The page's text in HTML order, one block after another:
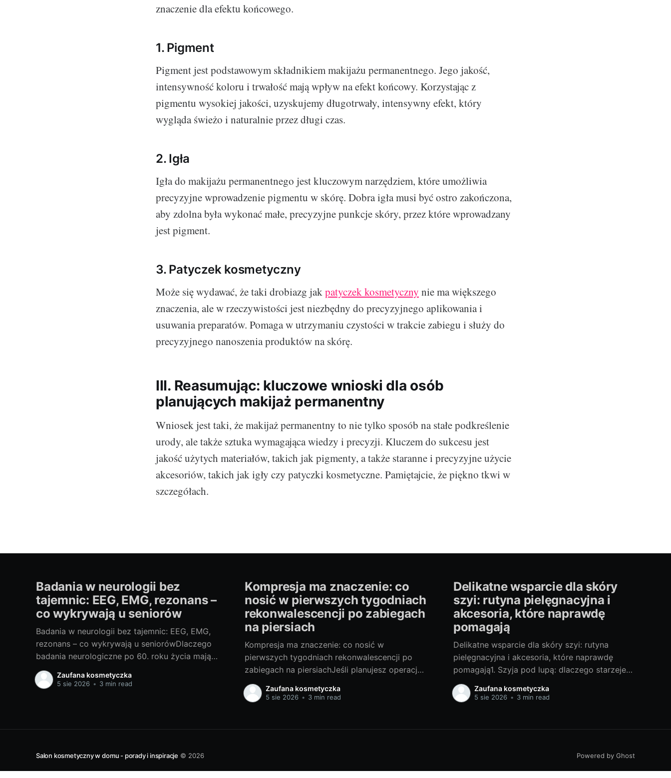
znaczenie dla efektu końcowego.
1. Pigment
Pigment jest podstawowym składnikiem makijażu permanentnego. Jego jakość,
intensywność koloru i trwałość mają wpływ na efekt końcowy. Korzystając z
pigmentu wysokiej jakości, uzyskujemy długotrwały, intensywny efekt, który
wygląda świeżo i naturalnie przez długi czas.
2. Igła
Igła do makijażu permanentnego jest kluczowym narzędziem, które umożliwia
precyzyjne wprowadzenie pigmentu w skórę. Dobra igła musi być ostro zakończona,
aby zdolna była wykonać małe, precyzyjne punkcje skóry, przez które wprowadzany
jest pigment.
3. Patyczek kosmetyczny
Może się wydawać, że taki drobiazg jakpatyczek kosmetyczny nie ma większego
znaczenia, ale w rzeczywistości jest niezbędny do precyzyjnego aplikowania i
usuwania preparatów. Pomaga w utrzymaniu czystości w trakcie zabiegu i służy do
precyzyjnego nanoszenia produktów na skórę.
III. Reasumując: kluczowe wnioski dla osób
planujących makijaż permanentny
Wniosek jest taki, że makijaż permanentny to nie tylko sposób na stałe podkreślenie
urody, ale także sztuka wymagająca wiedzy i precyzji. Kluczem do sukcesu jest
jakość użytych materiałów, takich jak pigmenty, a także staranne i precyzyjne użycie
akcesoriów, takich jak igły czy patyczki kosmetyczne. Pamiętajcie, że piękno tkwi w
szczegółach.
Badania w neurologii bez
tajemnic: EEG, EMG, rezonans –
co wykrywają u seniorów
Badania w neurologii bez tajemnic: EEG, EMG,
rezonans – co wykrywają u seniorówDlaczego
badania neurologiczne po 60. roku życia mają
znaczenieJako blogerka, ale i miłośniczka
rzetelnej wiedzy medycznej, często widzę, że u
diagnoza pozwala
Zaufana kosmetyczka
5 sie 2026 • 3 min read
Kompresja ma znaczenie: co
nosić w pierwszych tygodniach
rekonwalescencji po zabiegach
na piersiach
Kompresja ma znaczenie: co nosić w
pierwszych tygodniach rekonwalescencji po
zabiegach na piersiachJeśli planujesz operację
piersi lub właśnie wracasz do domu po
zabiegu, to jeden z najważniejszych wyborów,
komforcie, tempie gojenia i ostatecznym
Zaufana kosmetyczka
5 sie 2026 • 3 min read
Delikatne wsparcie dla skóry
szyi: rutyna pielęgnacyjna i
akcesoria, które naprawdę
pomagają
Delikatne wsparcie dla skóry szyi: rutyna
pielęgnacyjna i akcesoria, które naprawdę
pomagają1. Szyja pod lupą: dlaczego starzeje
się inaczej i czego jej naprawdę potrzebaOd lat
testuję pielęgnację szyi i dekoltu z pomocą
szybciej niż twarz i częściej zdradza nasz wiek,
Zaufana kosmetyczka
5 sie 2026 • 3 min read
Salon kosmetyczny w domu - porady i inspiracje © 2026 Powered by Ghost